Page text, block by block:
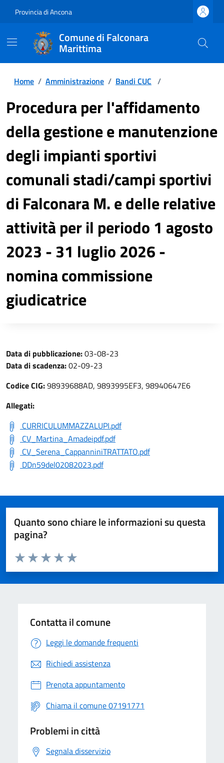
Provincia di Ancona
Comune di Falconara
Marittima
Home / Amministrazione / Bandi CUC /
Procedura per l'affidamento
della gestione e manutenzione
degli impianti sportivi
comunali stadi/campi sportivi
di Falconara M. e delle relative
attività per il periodo 1 agosto
2023 - 31 luglio 2026 -
nomina commissione
giudicatrice
Data di pubblicazione:03-08-23
Data di scadenza:02-09-23
Codice CIG:98939688AD, 9893995EF3, 98940647E6
Allegati:
CURRICULUMMAZZALUPI.pdf
CV_Martina_Amadeipdf.pdf
CV_Serena_CappanniniTRATTATO.pdf
DDn59del02082023.pdf
Quanto sono chiare le informazioni su questa
pagina?
Valuta da 1 a 5 stelle la pagina
Valuta 5 stelle su 5
Valuta 4 stelle su 5
Valuta 3 stelle su 5
Valuta 2 stelle su 5
Valuta 1 stelle su 5
Contatta il comune
Leggi le domande frequenti
Richiedi assistenza
Prenota appuntamento
Chiama il comune 07191771
Problemi in città
Segnala disservizio